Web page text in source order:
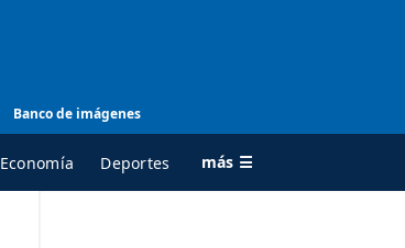
Banco de imágenes
Economía Deportes más ☰